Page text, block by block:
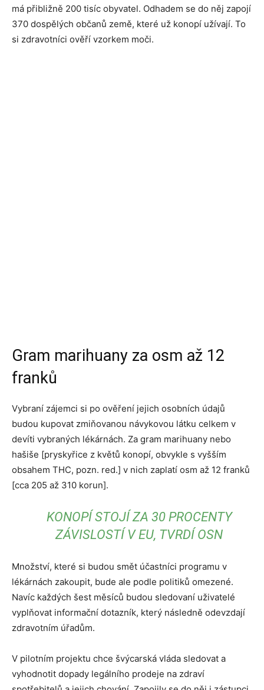
má přibližně 200 tisíc obyvatel. Odhadem se do něj zapojí
370 dospělých občanů země, které už konopí užívají. To
si zdravotníci ověří vzorkem moči.
Gram marihuany za osm až 12
franků
Vybraní zájemci si po ověření jejich osobních údajů
budou kupovat zmiňovanou návykovou látku celkem v
devíti vybraných lékárnách. Za gram marihuany nebo
hašiše [pryskyřice z květů konopí, obvykle s vyšším
obsahem THC, pozn. red.] v nich zaplatí osm až 12 franků
[cca 205 až 310 korun].
KONOPÍ STOJÍ ZA 30 PROCENTY
ZÁVISLOSTÍ V EU, TVRDÍ OSN
Množství, které si budou smět účastníci programu v
lékárnách zakoupit, bude ale podle politiků omezené.
Navíc každých šest měsíců budou sledovaní uživatelé
vyplňovat informační dotazník, který následně odevzdají
zdravotním úřadům.
V pilotním projektu chce švýcarská vláda sledovat a
vyhodnotit dopady legálního prodeje na zdraví